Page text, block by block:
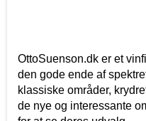
OttoSuenson.dk er et
den gode ende af
klassiske områder,
de nye og interessante